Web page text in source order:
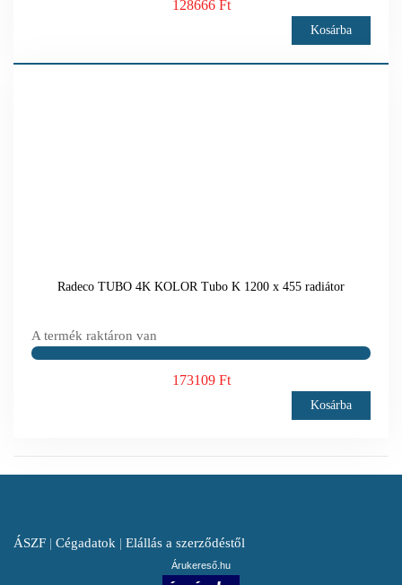
128666 Ft
Kosárba
Radeco TUBO 4K KOLOR Tubo K 1200 x 455 radiátor
A termék raktáron van
173109 Ft
Kosárba
ÁSZF | Cégadatok | Elállás a szerződéstől
Árukereső.hu